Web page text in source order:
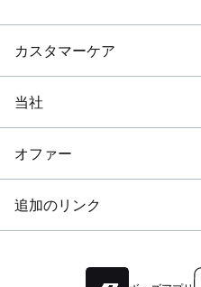
カスタマーケア
当社
オファー
追加のリンク